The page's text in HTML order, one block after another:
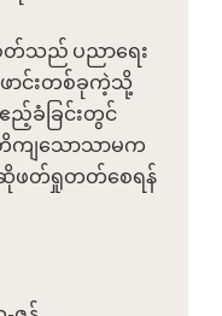
သည် ပညာရေး
ောင်းတစ်ခုကဲ့သို့
ဧည့်ခံခြင်းတွင်
တိကျသောသာမက
ဆိုဖတ်ရှုတတ်စေရန်